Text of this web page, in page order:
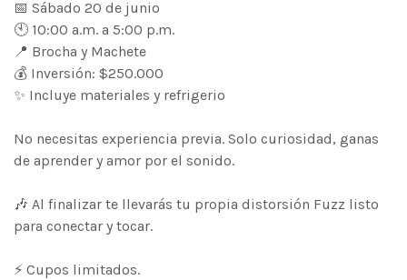
📅 Sábado 20 de junio
🕙 10:00 a.m. a 5:00 p.m.
📍 Brocha y Machete
💰 Inversión: $250.000
✨ Incluye materiales y refrigerio
No necesitas experiencia previa. Solo curiosidad, ganas
de aprender y amor por el sonido.
🎶 Al finalizar te llevarás tu propia distorsión Fuzz listo
para conectar y tocar.
⚡ Cupos limitados.